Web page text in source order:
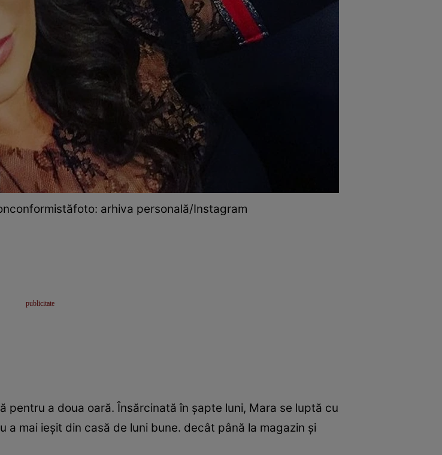
arhiva personală/Instagram
pentru a doua oară. Însărcinată în șapte luni, Mara se luptă cu
mai ieșit din casă de luni bune. decât până la magazin și